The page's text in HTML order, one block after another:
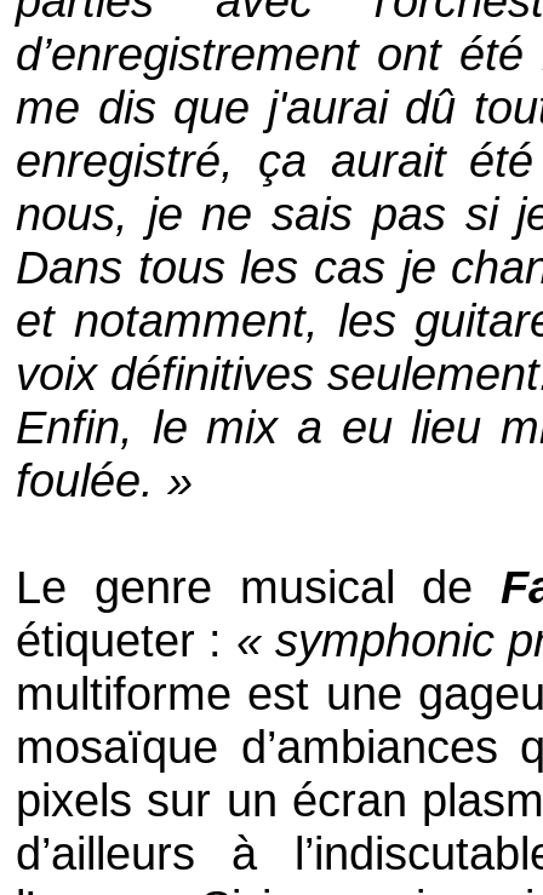
d’enregistrement ont
me dis que j'aurai dû
enregistré, ça aurait
nous, je ne sais pas si
Dans tous les cas je
et notamment, les
voix définitives
Enfin, le mix a eu lieu
foulée. »
Le genre musical de
étiqueter : « symphonic
multiforme est une
mosaïque
pixels sur un écran
d’ailleurs à